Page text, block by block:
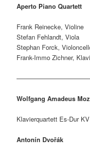
Aperto Piano Quartett
Frank Reinecke, Violine
Stefan Fehlandt, Viola
Stephan Forck,
Frank-Immo Zichner,
Wolfgang Amadeus
Klavierquartett Es-Dur
Antonín Dvořák